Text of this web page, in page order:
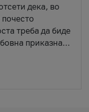
дека, во
треба да биде
приказна...